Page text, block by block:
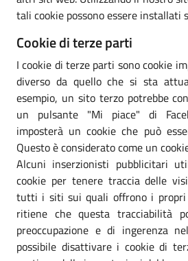
tali cookie possono essere installati
Cookie di terze parti
I cookie di terze parti sono cookie
diverso da quello che si sta
esempio, un sito terzo potrebbe
un pulsante "Mi piace" di
imposterà un cookie che può
Questo è considerato come un
Alcuni inserzionisti pubblicitari
cookie per tenere traccia delle
tutti i siti sui quali offrono i propri
ritiene che questa tracciabilità
preoccupazione e di ingerenza
possibile disattivare i cookie di